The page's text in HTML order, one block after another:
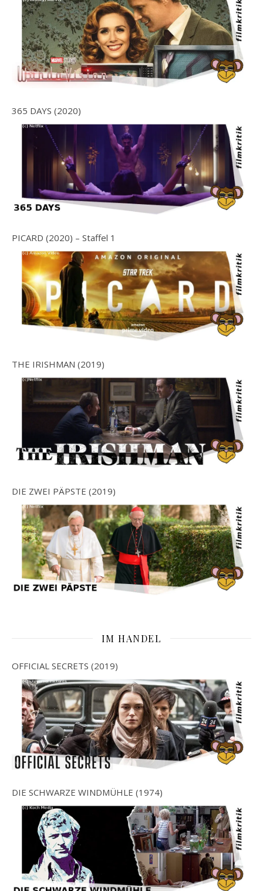
365 DAYS (2020)
PICARD (2020) – Staffel 1
THE IRISHMAN (2019)
DIE ZWEI PÄPSTE (2019)
IM HANDEL
OFFICIAL SECRETS (2019)
DIE SCHWARZE WINDMÜHLE (1974)